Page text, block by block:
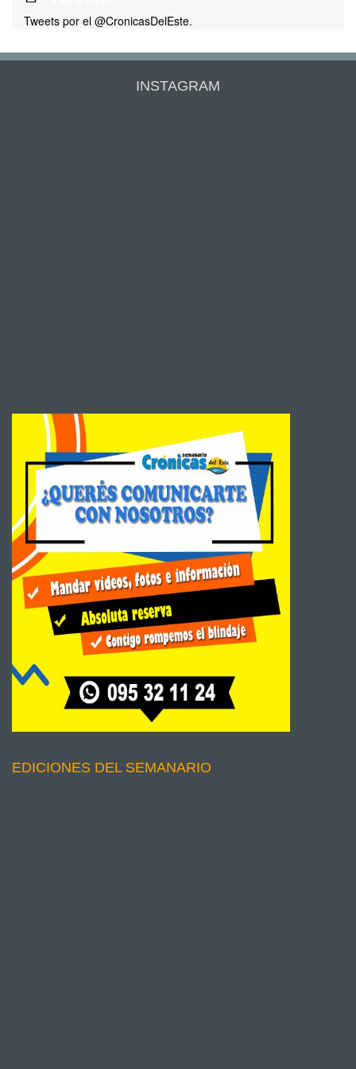
Tweets por el @CronicasDelEste.
INSTAGRAM
EDICIONES DEL SEMANARIO